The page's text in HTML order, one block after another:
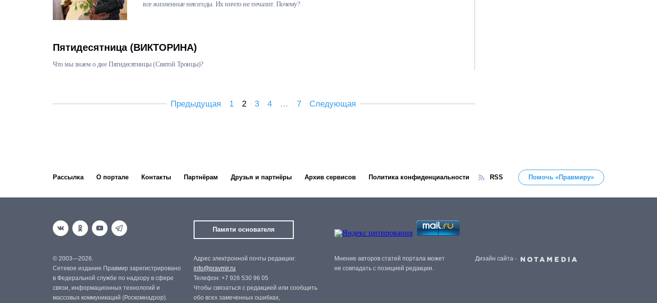
все жизненные невзгоды. Их ничто не печалит. Почему?
Пятидесятница (ВИКТОРИНА)
Что мы знаем о дне Пятидесятницы (Святой Троицы)?
Предыдущая 1 2 3 4 … 7 Следующая
Рассылка О портале Контакты Партнёрам Друзья и партнёры Архив сервисов Политика конфиденциальности RSS Помочь «Правмиру»
Памяти основателя
© 2003—2026.
Сетевое издание Правмир зарегистрировано
в Федеральной службе по надзору в сфере
связи, информационных технологий и
массовых коммуникаций (Роскомнадзор).
Адрес электронной почты редакции:
info@pravmir.ru
Телефон: +7 926 530 96 05
Чтобы связаться с редакцией или сообщить
обо всех замеченных ошибках,
Мнение авторов статей портала может
не совпадать с позицией редакции.
Дизайн сайта -